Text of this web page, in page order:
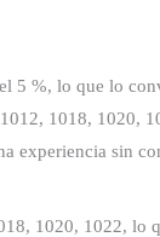
5 %, lo que lo
1018, 1020,
experiencia sin
1020, 1022, lo